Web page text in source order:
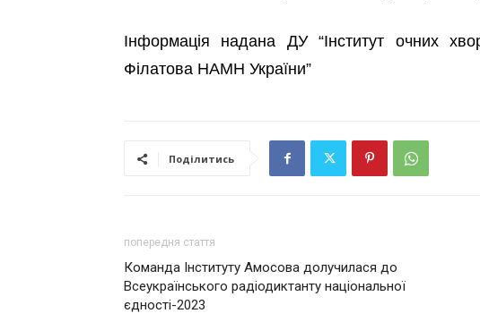
Інформація надана ДУ “Інститут очних
Філатова НАМН України”
Поділитись
попередня стаття
Команда Інституту Амосова долучилася до
Всеукраїнського радіодиктанту національної
єдності-2023